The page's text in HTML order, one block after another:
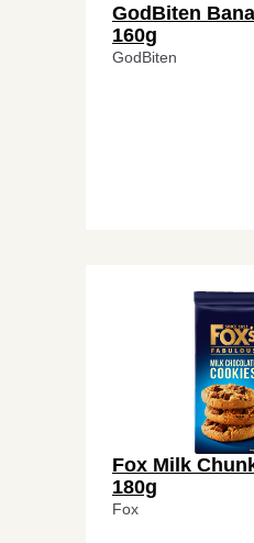
GodBiten
160g
GodBiten
Fox Milk
180g
Fox